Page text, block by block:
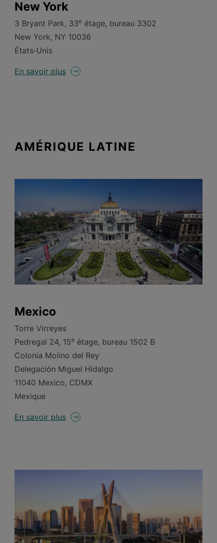
New York
3 Bryant Park, 33e étage, bureau 3302
New York, NY 10036
États‑Unis
En savoir plus
AMÉRIQUE LATINE
Mexico
Torre Virreyes
Pedregal 24, 15e étage, bureau 1502 B
Colonia Molino del Rey
Delegación Miguel Hidalgo
11040 Mexico, CDMX
Mexique
En savoir plus